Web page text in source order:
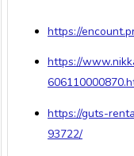
https://
https://
https://guts-
93722/